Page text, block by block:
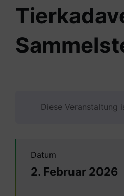
Diese Veranstaltung
Datum
2. Februar 2026